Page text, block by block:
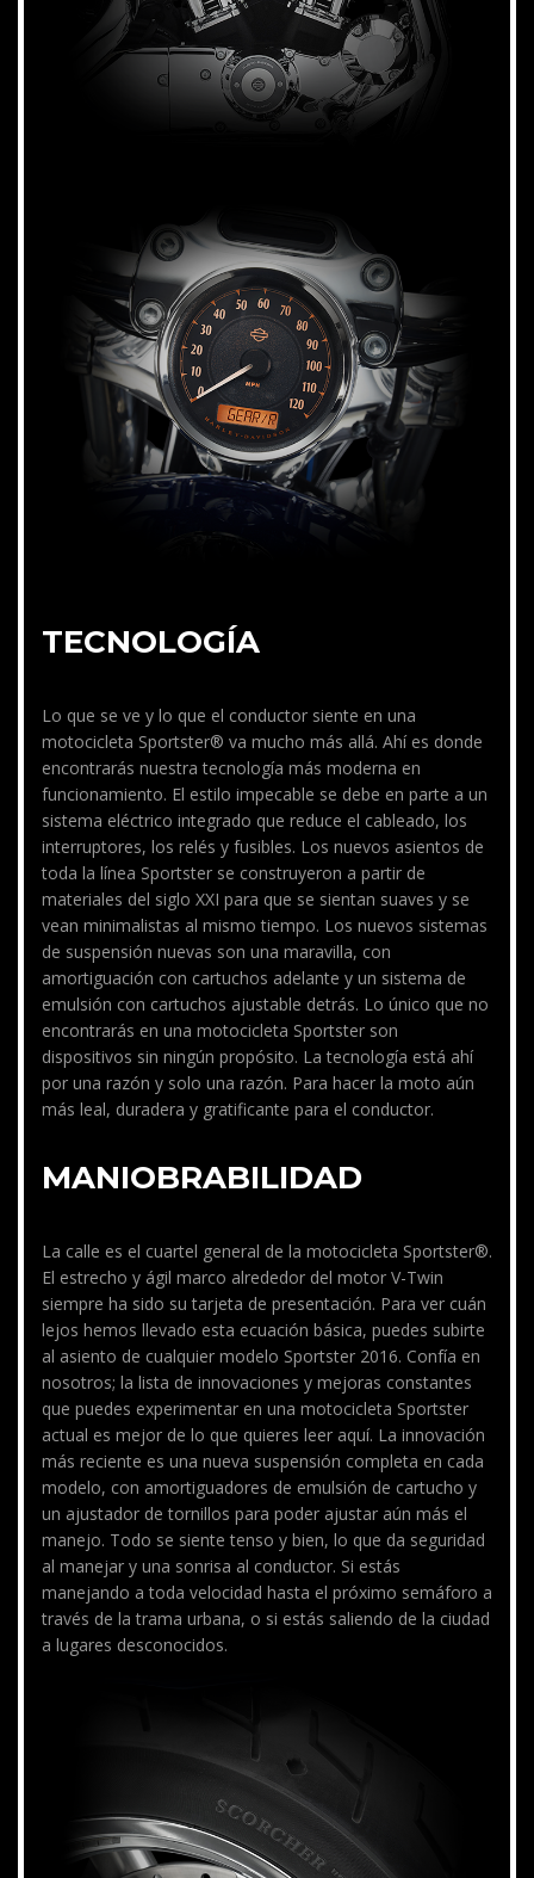
TECNOLOGÍA
Lo que se ve y lo que el conductor siente en una
motocicleta Sportster® va mucho más allá. Ahí es donde
encontrarás nuestra tecnología más moderna en
funcionamiento. El estilo impecable se debe en parte a un
sistema eléctrico integrado que reduce el cableado, los
interruptores, los relés y fusibles. Los nuevos asientos de
toda la línea Sportster se construyeron a partir de
materiales del siglo XXI para que se sientan suaves y se
vean minimalistas al mismo tiempo. Los nuevos sistemas
de suspensión nuevas son una maravilla, con
amortiguación con cartuchos adelante y un sistema de
emulsión con cartuchos ajustable detrás. Lo único que no
encontrarás en una motocicleta Sportster son
dispositivos sin ningún propósito. La tecnología está ahí
por una razón y solo una razón. Para hacer la moto aún
más leal, duradera y gratificante para el conductor.
MANIOBRABILIDAD
La calle es el cuartel general de la motocicleta Sportster®.
El estrecho y ágil marco alrededor del motor V-Twin
siempre ha sido su tarjeta de presentación. Para ver cuán
lejos hemos llevado esta ecuación básica, puedes subirte
al asiento de cualquier modelo Sportster 2016. Confía en
nosotros; la lista de innovaciones y mejoras constantes
que puedes experimentar en una motocicleta Sportster
actual es mejor de lo que quieres leer aquí. La innovación
más reciente es una nueva suspensión completa en cada
modelo, con amortiguadores de emulsión de cartucho y
un ajustador de tornillos para poder ajustar aún más el
manejo. Todo se siente tenso y bien, lo que da seguridad
al manejar y una sonrisa al conductor. Si estás
manejando a toda velocidad hasta el próximo semáforo a
través de la trama urbana, o si estás saliendo de la ciudad
a lugares desconocidos.